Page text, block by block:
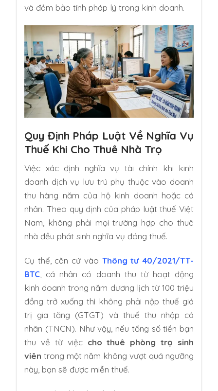
và đảm bảo tính pháp lý trong kinh doanh.
Quy Định Pháp Luật Về Nghĩa Vụ
Thuế Khi Cho Thuê Nhà Trọ
Việc xác định nghĩa vụ tài chính khi kinh
doanh dịch vụ lưu trú phụ thuộc vào doanh
thu hàng năm của hộ kinh doanh hoặc cá
nhân. Theo quy định của pháp luật thuế Việt
Nam, không phải mọi trường hợp cho thuê
nhà đều phát sinh nghĩa vụ đóng thuế.
Cụ thể, căn cứ vào Thông tư 40/2021/TT-
BTC , cá nhân có doanh thu từ hoạt động
kinh doanh trong năm dương lịch từ 100 triệu
đồng trở xuống thì không phải nộp thuế giá
trị gia tăng (GTGT) và thuế thu nhập cá
nhân (TNCN). Như vậy, nếu tổng số tiền bạn
thu về từ việc cho thuê phòng trọ sinh
viên trong một năm không vượt quá ngưỡng
này, bạn sẽ được miễn thuế.